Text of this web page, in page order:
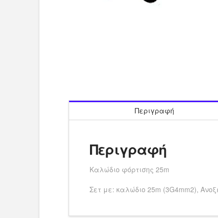
Περιγραφή
Περιγραφή
Καλώδιο φόρτισης 25m
Σετ με: καλώδιο 25m (3G4mm2),